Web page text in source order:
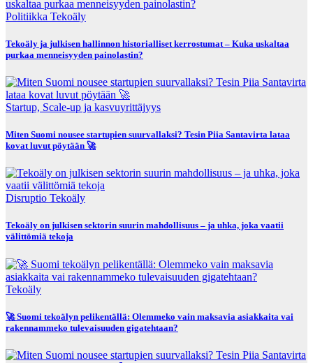
Politiikka Tekoäly
Tekoäly ja julkisen hallinnon historialliset kerrostumat – Kuka uskaltaa
purkaa menneisyyden painolastin?
Startup, Scale-up ja kasvuyrittäjyys
Miten Suomi nousee startupien suurvallaksi? Tesin Piia Santavirta lataa
kovat luvut pöytään 🚀
Disruptio Tekoäly
Tekoäly on julkisen sektorin suurin mahdollisuus – ja uhka, joka vaatii
välittömiä tekoja
Tekoäly
🚀 Suomi tekoälyn pelikentällä: Olemmeko vain maksavia asiakkaita vai
rakennammeko tulevaisuuden gigatehtaan?